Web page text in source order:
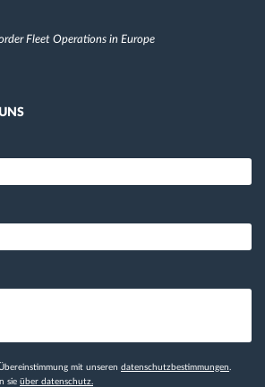
Fleet Operations in Europe
mit unseren datenschutzbestimmungen.
sie über datenschutz.